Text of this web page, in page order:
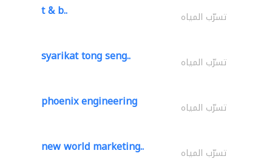
t & b.. تسرّب المياه
syarikat tong seng.. تسرّب المياه
phoenix engineering تسرّب المياه
new world marketing.. تسرّب المياه